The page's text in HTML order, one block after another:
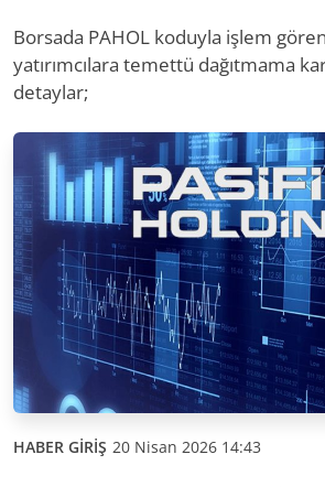
Borsada PAHOL koduyla işlem
yatırımcılara temettü dağıtmama
detaylar;
HABER GİRİŞ 20 Nisan 2026 14:43